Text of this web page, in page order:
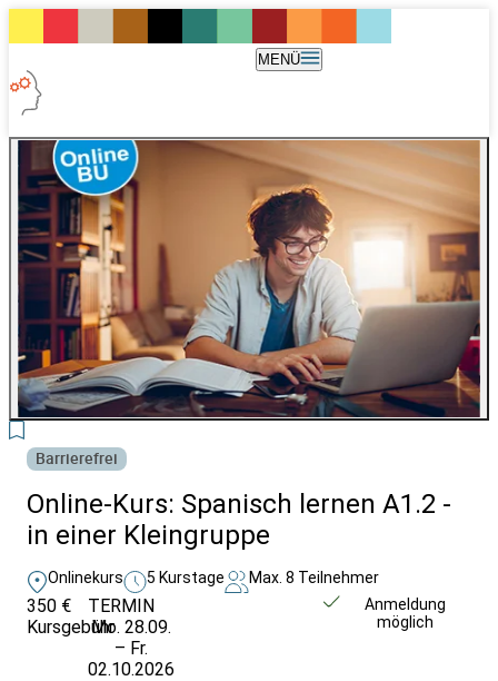
MENÜ
Barrierefrei
Online-Kurs: Spanisch lernen A1.2 -
in einer Kleingruppe
Onlinekurs 5 Kurstage Max. 8 Teilnehmer
350 €
Kursgebühr
TERMIN
Mo. 28.09.
– Fr.
02.10.2026
Anmeldung
möglich